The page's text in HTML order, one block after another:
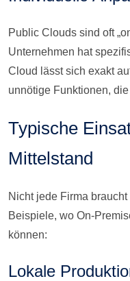
Public Clouds sind oft
Unternehmen hat
Cloud lässt sich exakt
unnötige Funktionen,
Typische
Mittelstand
Nicht jede Firma
Beispiele, wo On-
können:
Lokale